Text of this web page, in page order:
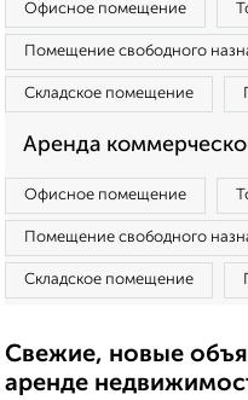
Офисное помещение
Помещение свободного
Складское помещение
Аренда
Офисное помещение
Помещение свободного
Складское помещение
Свежие, новые
аренде